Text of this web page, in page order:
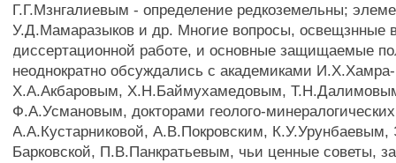
Г.Г.Мзнгалиевым - определение редкоземельны;
У.Д.Мамаразыков и др. Многие вопросы, освещзнные
диссертационной работе, и основные защищаемые
неоднократно обсуждались с академиками
Х.А.Акбаровым, Х.Н.Баймухамедовым,
Ф.А.Усмановым, докторами геолого-
A.A.Кустарниковой, А.В.Покровским,
Барковской, П.В.Панкратьевым, чьи ценные советы,